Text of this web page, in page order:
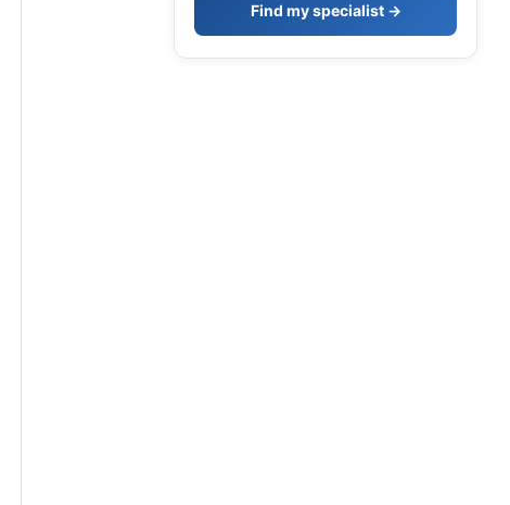
Find my specialist →